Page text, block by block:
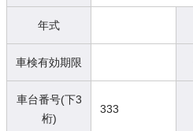
年式
車検有効期限
車台番号(下3
桁)
333